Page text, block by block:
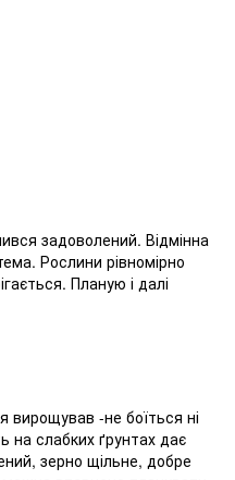
задоволений. Відмінна
Рослини рівномірно
Планую і далі
вирощував -не боїться ні
на слабких ґрунтах дає
зерно щільне, добре